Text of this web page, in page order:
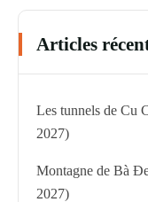
Articles
Les tunnels de Cu
2027)
Montagne de Bà
2027)